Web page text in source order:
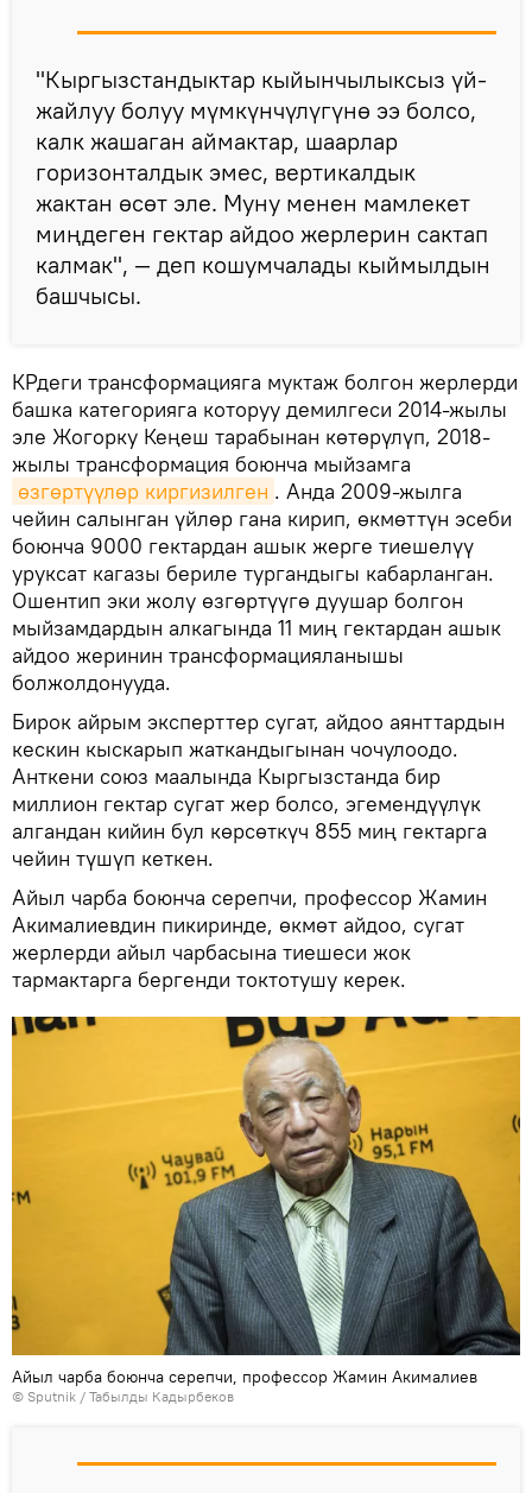
"Кыргызстандыктар кыйынчылыксыз үй-
жайлуу болуу мүмкүнчүлүгүнө ээ болсо,
калк жашаган аймактар, шаарлар
горизонталдык эмес, вертикалдык
жактан өсөт эле. Муну менен мамлекет
миңдеген гектар айдоо жерлерин сактап
калмак", — деп кошумчалады кыймылдын
башчысы.
КРдеги трансформацияга муктаж болгон жерлерди
башка категорияга которуу демилгеси 2014-жылы
эле Жогорку Кеңеш тарабынан көтөрүлүп, 2018-
жылы трансформация боюнча мыйзамга
өзгөртүүлөр киргизилген . Анда 2009-жылга
чейин салынган үйлөр гана кирип, өкмөттүн эсеби
боюнча 9000 гектардан ашык жерге тиешелүү
уруксат кагазы бериле тургандыгы кабарланган.
Ошентип эки жолу өзгөртүүгө дуушар болгон
мыйзамдардын алкагында 11 миң гектардан ашык
айдоо жеринин трансформацияланышы
болжолдонууда.
Бирок айрым эксперттер сугат, айдоо аянттардын
кескин кыскарып жаткандыгынан чочулоодо.
Анткени союз маалында Кыргызстанда бир
миллион гектар сугат жер болсо, эгемендүүлүк
алгандан кийин бул көрсөткүч 855 миң гектарга
чейин түшүп кеткен.
Айыл чарба боюнча серепчи, профессор Жамин
Акималиевдин пикиринде, өкмөт айдоо, сугат
жерлерди айыл чарбасына тиешеси жок
тармактарга бергенди токтотушу керек.
Айыл чарба боюнча серепчи, профессор Жамин Акималиев
© Sputnik / Табылды Кадырбеков